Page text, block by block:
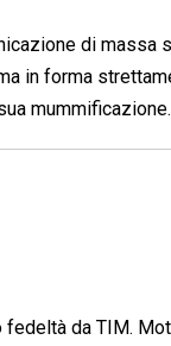
di
in forma
da TIM.